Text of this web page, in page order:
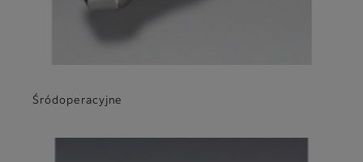
Śródoperacyjne